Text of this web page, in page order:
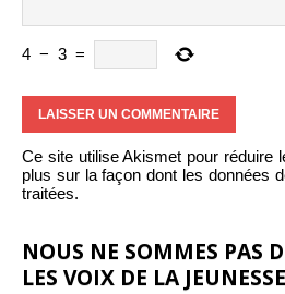
4 − 3 =
Ce site utilise Akismet pour réduire
plus sur la façon dont les données
traitées.
NOUS NE SOMMES PAS
LES VOIX DE LA